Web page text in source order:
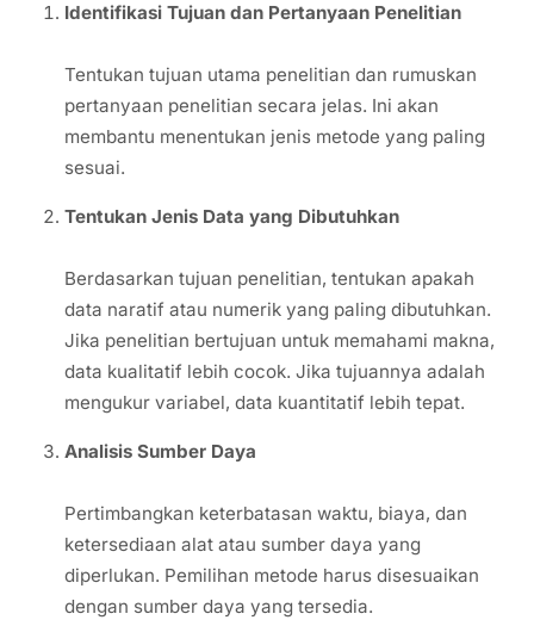
Identifikasi Tujuan dan Pertanyaan Penelitian
Tentukan tujuan utama penelitian dan rumuskan
pertanyaan penelitian secara jelas. Ini akan
membantu menentukan jenis metode yang paling
sesuai.
Tentukan Jenis Data yang Dibutuhkan
Berdasarkan tujuan penelitian, tentukan apakah
data naratif atau numerik yang paling dibutuhkan.
Jika penelitian bertujuan untuk memahami makna,
data kualitatif lebih cocok. Jika tujuannya adalah
mengukur variabel, data kuantitatif lebih tepat.
Analisis Sumber Daya
Pertimbangkan keterbatasan waktu, biaya, dan
ketersediaan alat atau sumber daya yang
diperlukan. Pemilihan metode harus disesuaikan
dengan sumber daya yang tersedia.